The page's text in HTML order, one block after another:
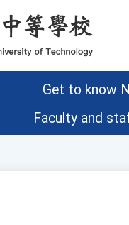
Get to know
Faculty and